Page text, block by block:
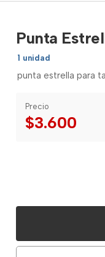
Punta
1 unidad
punta estrella para
Precio
$3.600